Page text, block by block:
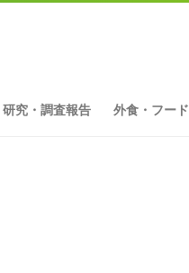
研究・調査報告 外食・フード